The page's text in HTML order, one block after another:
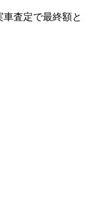
査定で最終額と